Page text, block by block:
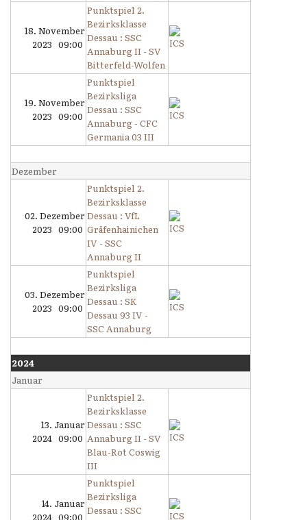
18. November
2023 09:00
Punktspiel 2.
Bezirksklasse
Dessau : SSC
Annaburg II - SV
Bitterfeld-Wolfen
19. November
2023 09:00
Punktspiel
Bezirksliga
Dessau : SSC
Annaburg - CFC
Germania 03 III
Dezember
02. Dezember
2023 09:00
Punktspiel 2.
Bezirksklasse
Dessau : VfL
Gräfenhainichen
IV - SSC
Annaburg II
03. Dezember
2023 09:00
Punktspiel
Bezirksliga
Dessau : SK
Dessau 93 IV -
SSC Annaburg
2024
Januar
13. Januar
2024 09:00
Punktspiel 2.
Bezirksklasse
Dessau : SSC
Annaburg II - SV
Blau-Rot Coswig
III
14. Januar
2024 09:00
Punktspiel
Bezirksliga
Dessau : SSC